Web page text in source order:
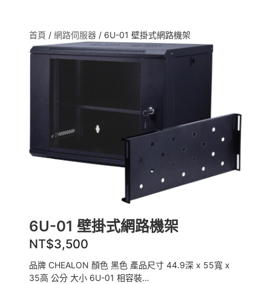
首頁 / 網路伺服器 / 6U-01 壁掛式網路機架
6U-01 壁掛式網路機架
NT$3,500
品牌 CHEALON 顏色 黑色 產品尺寸 44.9深 x 55寬 x
35高 公分 大小 6U-01 相容裝…